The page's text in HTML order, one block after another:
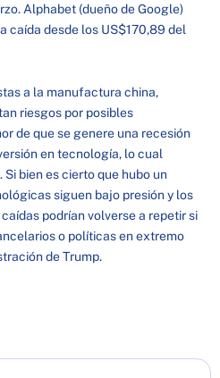
Alphabet (dueño de Google)
caída desde los US$170,89 del
a la manufactura china,
riesgos por posibles
de que se genere una recesión
en tecnología, lo cual
bien es cierto que hubo un
siguen bajo presión y los
podrían volverse a repetir si
o políticas en extremo
de Trump.